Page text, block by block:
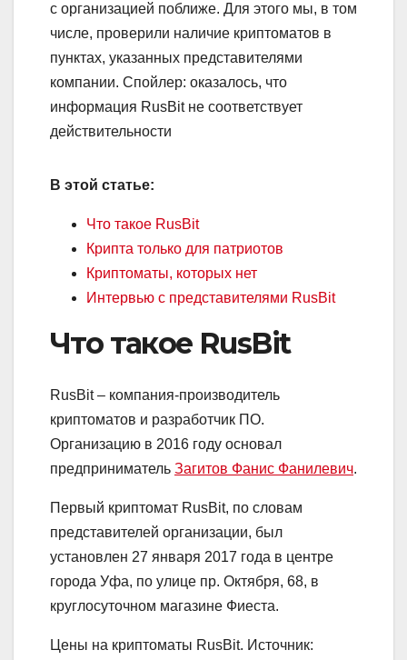
с организацией поближе. Для этого мы, в том
числе, проверили наличие криптоматов в
пунктах, указанных представителями
компании. Спойлер: оказалось, что
информация RusBit не соответствует
действительности
В этой статье:
Что такое RusBit
Крипта только для патриотов
Криптоматы, которых нет
Интервью с представителями RusBit
Что такое RusBit
RusBit – компания-производитель
криптоматов и разработчик ПО.
Организацию в 2016 году основал
предприниматель Загитов Фанис Фанилевич.
Первый криптомат RusBit, по словам
представителей организации, был
установлен 27 января 2017 года в центре
города Уфа, по улице пр. Октября, 68, в
круглосуточном магазине Фиеста.
Цены на криптоматы RusBit. Источник: